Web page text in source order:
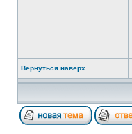
Вернуться наверх